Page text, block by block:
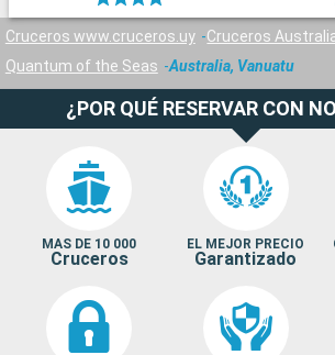
Cruceros www.cruceros.uy Cruceros
Quantum of the Seas
Australia, Vanuatu
¿POR QUÉ RESERVAR CON
MAS DE 10 000
Cruceros
EL MEJOR PRECIO
Garantizado